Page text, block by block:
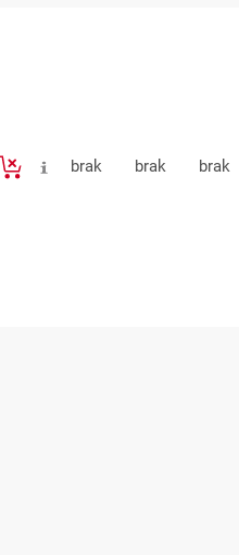
brak brak brak